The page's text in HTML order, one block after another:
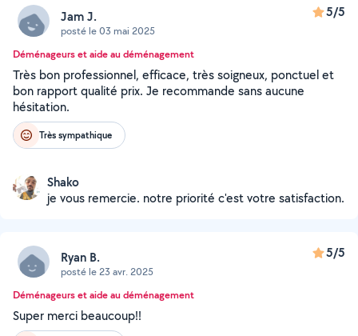
Jam J.
posté le 03 mai 2025
5/5
Déménageurs et aide au déménagement
Très bon professionnel, efficace, très soigneux, ponctuel et
bon rapport qualité prix. Je recommande sans aucune
hésitation.
Très sympathique
Shako
je vous remercie. notre priorité c'est votre satisfaction.
Ryan B.
posté le 23 avr. 2025
5/5
Déménageurs et aide au déménagement
Super merci beaucoup!!